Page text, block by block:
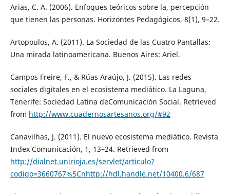
Arias, C. A. (2006). Enfoques teóricos sobre la, percepción
que tienen las personas. Horizontes Pedagógicos, 8(1), 9–22.
Artopoulos, A. (2011). La Sociedad de las Cuatro Pantallas:
Una mirada latinoamericana. Buenos Aires: Ariel.
Campos Freire, F., & Rúas Araújo, J. (2015). Las redes
sociales digitales en el ecosistema mediático. La Laguna,
Tenerife: Sociedad Latina deComunicación Social. Retrieved
from http://www.cuadernosartesanos.org/#92
Canavilhas, J. (2011). El nuevo ecosistema mediático. Revista
Index Comunicación, 1, 13–24. Retrieved from
http://dialnet.unirioja.es/servlet/articulo?
codigo=3660767%5Cnhttp://hdl.handle.net/10400.6/687